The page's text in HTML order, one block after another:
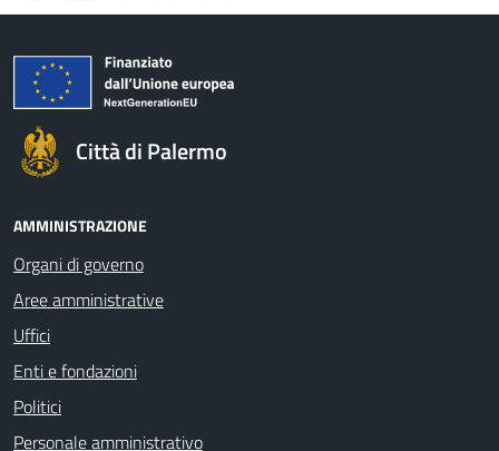
Città di Palermo
AMMINISTRAZIONE
Organi di governo
Aree amministrative
Uffici
Enti e fondazioni
Politici
Personale amministrativo